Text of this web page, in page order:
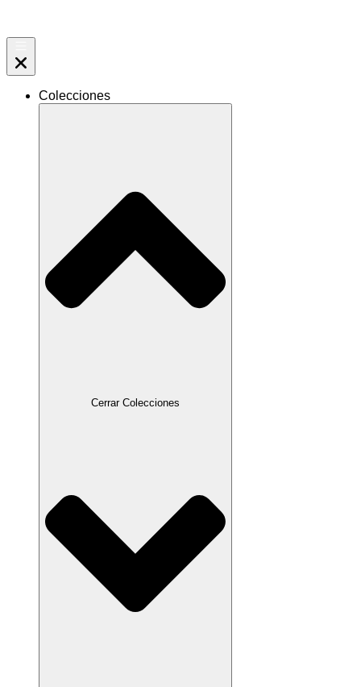
contenido
Colecciones
Cerrar Colecciones